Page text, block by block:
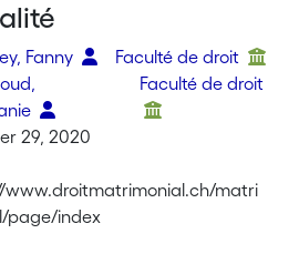
Fanny
Faculté de droit
Faculté de droit
29, 2020
www.droitmatrimonial.ch/matri
page/index